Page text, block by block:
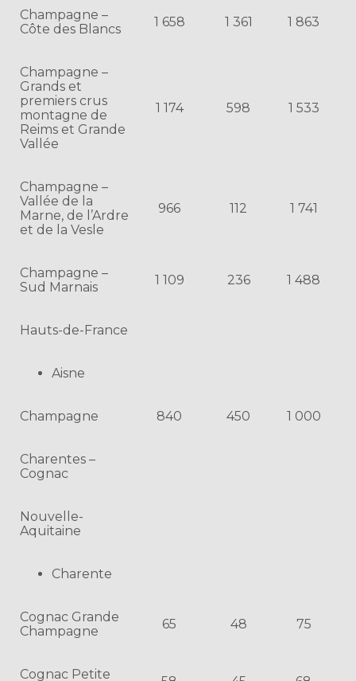
Champagne –
Côte des Blancs
1 658 1 361 1 863
Champagne –
Grands et
premiers crus
montagne de
Reims et Grande
Vallée
1 174 598 1 533
Champagne –
Vallée de la
Marne, de l’Ardre
et de la Vesle
966 112 1 741
Champagne –
Sud Marnais
1 109 236 1 488
Hauts-de-France
Aisne
Champagne 840 450 1 000
Charentes –
Cognac
Nouvelle-
Aquitaine
Charente
Cognac Grande
Champagne
65 48 75
Cognac Petite